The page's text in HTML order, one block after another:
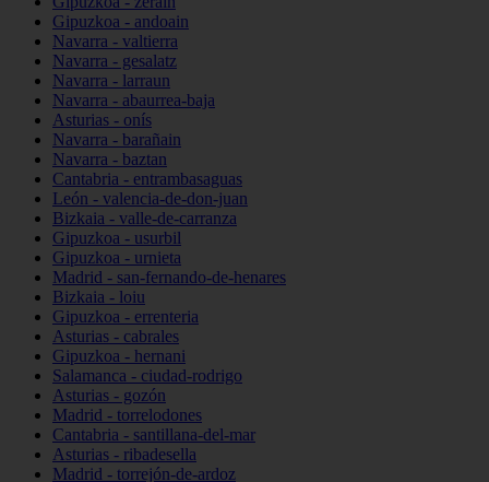
Gipuzkoa - andoain
Navarra - valtierra
Navarra - gesalatz
Navarra - larraun
Navarra - abaurrea-baja
Asturias - onís
Navarra - barañain
Navarra - baztan
Cantabria - entrambasaguas
León - valencia-de-don-juan
Bizkaia - valle-de-carranza
Gipuzkoa - usurbil
Gipuzkoa - urnieta
Madrid - san-fernando-de-henares
Bizkaia - loiu
Gipuzkoa - errenteria
Asturias - cabrales
Gipuzkoa - hernani
Salamanca - ciudad-rodrigo
Asturias - gozón
Madrid - torrelodones
Cantabria - santillana-del-mar
Asturias - ribadesella
Madrid - torrejón-de-ardoz